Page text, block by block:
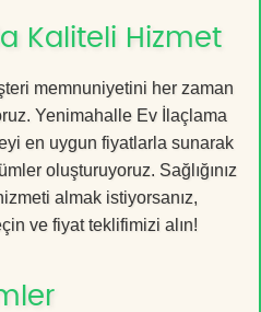
Kaliteli Hizmet
memnuniyetini her zaman
Yenimahalle Ev İlaçlama
en uygun fiyatlarla sunarak
oluşturuyoruz. Sağlığınız
almak istiyorsanız,
ve fiyat teklifimizi alın!